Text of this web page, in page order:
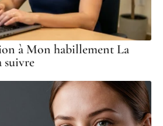
à Mon habillement La
suivre